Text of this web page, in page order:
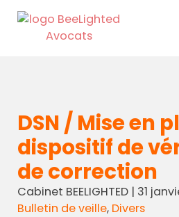
DSN / Mise en
dispositif de
de correction
Cabinet BEELIGHTED| 31
Bulletin de veille, Divers